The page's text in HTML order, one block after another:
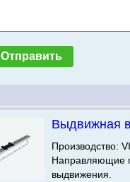
Выдвижная
Производство:
Направляющие
выдвижения.